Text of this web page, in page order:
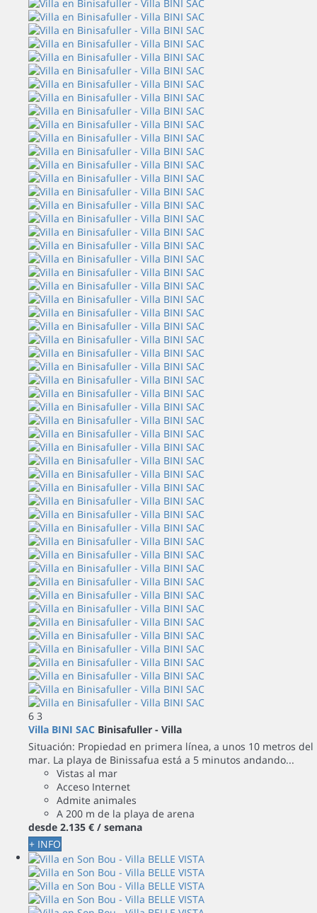
6 3
Villa BINI SAC Binisafuller - Villa
Situación: Propiedad en primera línea, a unos 10 metros del
mar. La playa de Binissafua está a 5 minutos andando...
Vistas al mar
Acceso Internet
Admite animales
A 200 m de la playa de arena
desde 2.135 € / semana
+ INFO